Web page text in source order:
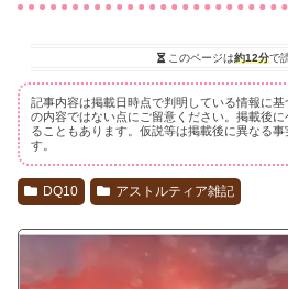
このページは約12分で
記事内容は掲載日時点で判明している情報に
の内容ではない点にご留意ください。掲載後
ることもあります。仮説等は掲載後に異なる
す。
DQ10 アストルティア雑記